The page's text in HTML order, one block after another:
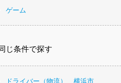
ゲーム
じ条件で探す
ドライバー（物流） 横浜市